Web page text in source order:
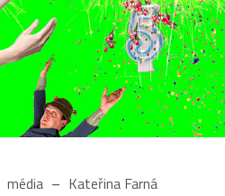
média Kateřina Farná